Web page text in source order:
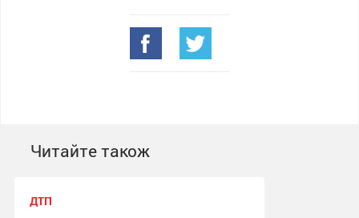
Читайте також
ДТП